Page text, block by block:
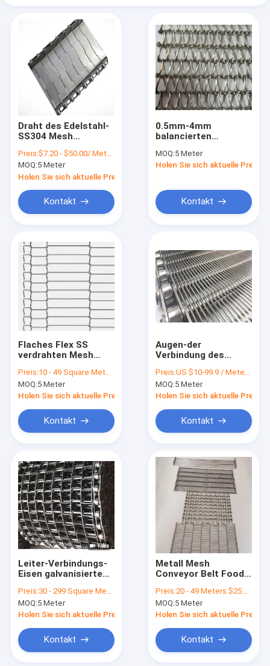
Produkte
Über uns
Fabrik Tour
Nachrichten
Alle Fälle
Draht des Edelstahl-
SS304 Mesh
Chain
Preis:$7.20 - $50.00/ Meter|10 Meter/Meters(Min. Order)
MOQ:5 Meter
Holen Sie sich aktuelle Preis
Kontakt
0.5mm-4mm
balancierten
verdrahten Mesh Belt
Conveyor For Bakery-
MOQ:5 Meter
Holen Sie sich aktuelle Preis
Kontakt
Flaches Flex SS
verdrahten Mesh
abkühlenden Kuchen-
Förderer
Preis:10 - 49 Square Meters $18.00， >=50 Square Meters $11.00
MOQ:5 Meter
Holen Sie sich aktuelle Preis
Kontakt
Augen-der
Verbindung des
SUS304/316
Maschen-Förderband
System rostfreies
Preis:US $10-99.9 / Meter | 50 Meters (Min. Order)
MOQ:5 Meter
Holen Sie sich aktuelle Preis
Kontakt
Leiter-Verbindungs-
Eisen galvanisierte
Mesh Conveyor Belt
Preis:30 - 299 Square Meters $30.20， 300 - 1999 Square Meters $29.50， >=2000 Square Meters $28.10
MOQ:5 Meter
Holen Sie sich aktuelle Preis
Kontakt
Metall Mesh
Conveyor Belt Food
Edelstahl-304
Preis:20 - 49 Meters $25.00, 50 - 199 Meters $23.00, >=200 Meters $22.00
MOQ:5 Meter
Holen Sie sich aktuelle Preis
Kontakt